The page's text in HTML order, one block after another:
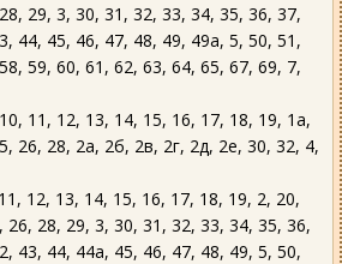
29, 3, 30, 31, 32, 33, 34, 35, 36, 37,
44, 45, 46, 47, 48, 49, 49а, 5, 50, 51,
59, 60, 61, 62, 63, 64, 65, 67, 69, 7,
11, 12, 13, 14, 15, 16, 17, 18, 19, 1а,
26, 28, 2а, 2б, 2в, 2г, 2д, 2е, 30, 32, 4,
12, 13, 14, 15, 16, 17, 18, 19, 2, 20,
26, 28, 29, 3, 30, 31, 32, 33, 34, 35, 36,
43, 44, 44а, 45, 46, 47, 48, 49, 5, 50,